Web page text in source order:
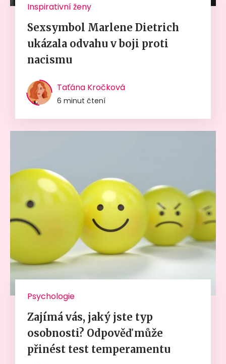
Inspirativní ženy
Sexsymbol Marlene Dietrich
ukázala odvahu v boji proti
nacismu
Taťána Kročková
6 minut čtení
Psychologie
Zajímá vás, jaký jste typ
osobnosti? Odpověď může
přinést test temperamentu